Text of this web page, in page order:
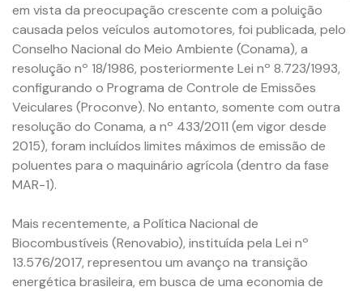
em vista da preocupação crescente com a poluição
causada pelos veículos automotores, foi publicada, pelo
Conselho Nacional do Meio Ambiente (Conama), a
resolução nº 18/1986, posteriormente Lei nº 8.723/1993,
configurando o Programa de Controle de Emissões
Veiculares (Proconve). No entanto, somente com outra
resolução do Conama, a nº 433/2011 (em vigor desde
2015), foram incluídos limites máximos de emissão de
poluentes para o maquinário agrícola (dentro da fase
MAR-1).
Mais recentemente, a Política Nacional de
Biocombustíveis (Renovabio), instituída pela Lei nº
13.576/2017, representou um avanço na transição
energética brasileira, em busca de uma economia de